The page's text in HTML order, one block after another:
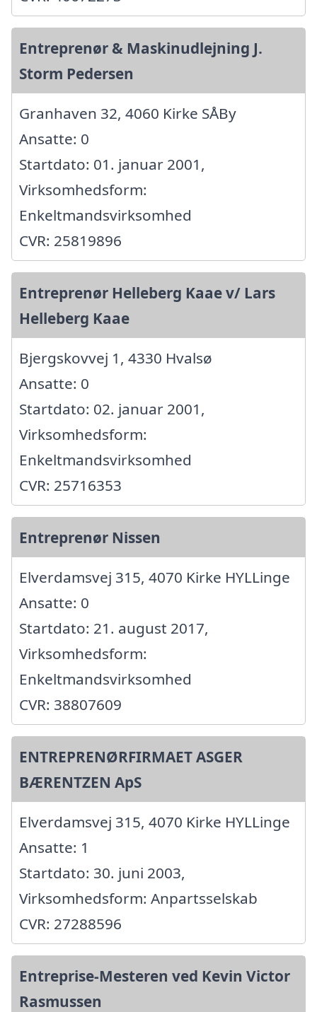
Entreprenør & Maskinudlejning J.
Storm Pedersen
Granhaven 32, 4060 Kirke SÅBy
Ansatte: 0
Startdato: 01. januar 2001,
Virksomhedsform:
Enkeltmandsvirksomhed
CVR: 25819896
Entreprenør Helleberg Kaae v/ Lars
Helleberg Kaae
Bjergskovvej 1, 4330 Hvalsø
Ansatte: 0
Startdato: 02. januar 2001,
Virksomhedsform:
Enkeltmandsvirksomhed
CVR: 25716353
Entreprenør Nissen
Elverdamsvej 315, 4070 Kirke HYLLinge
Ansatte: 0
Startdato: 21. august 2017,
Virksomhedsform:
Enkeltmandsvirksomhed
CVR: 38807609
ENTREPRENØRFIRMAET ASGER
BÆRENTZEN ApS
Elverdamsvej 315, 4070 Kirke HYLLinge
Ansatte: 1
Startdato: 30. juni 2003,
Virksomhedsform: Anpartsselskab
CVR: 27288596
Entreprise-Mesteren ved Kevin Victor
Rasmussen